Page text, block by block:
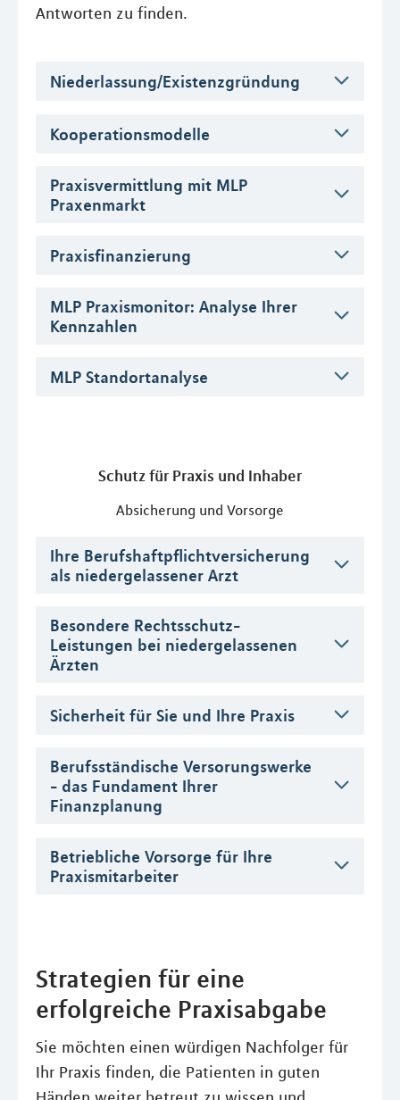
Antworten zu finden.
Niederlassung/Existenzgründung
Kooperationsmodelle
Praxisvermittlung mit MLP
Praxenmarkt
Praxisfinanzierung
MLP Praxismonitor: Analyse Ihrer
Kennzahlen
MLP Standortanalyse
Schutz für Praxis und Inhaber
Absicherung und Vorsorge
Ihre Berufshaftpflichtversicherung
als niedergelassener Arzt
Besondere Rechtsschutz-
Leistungen bei niedergelassenen
Ärzten
Sicherheit für Sie und Ihre Praxis
Berufsständische Versorungswerke
- das Fundament Ihrer
Finanzplanung
Betriebliche Vorsorge für Ihre
Praxismitarbeiter
Strategien für eine
erfolgreiche Praxisabgabe
Sie möchten einen würdigen Nachfolger für
Ihr Praxis finden, die Patienten in guten